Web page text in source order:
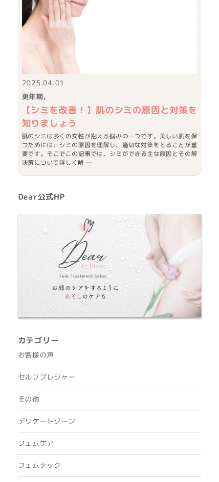
2025.04.01
更年期
【シミを改善！】肌のシミの原因と対策を
知りましょう
肌のシミは多くの女性が抱える悩みの一つです。美しい肌を保
つためには、シミの原因を理解し、適切な対策をとることが重
要です。そこでこの記事では、シミができる主な原因とその解
決策について詳しく解 …
Dear公式HP
カテゴリー
お客様の声
セルフプレジャー
その他
デリケートゾーン
フェムケア
フェムテック